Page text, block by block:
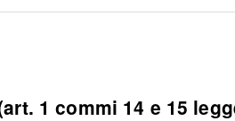
1 commi 14 e 15